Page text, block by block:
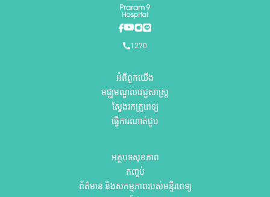
1270
អំពីពួកយើង
មជ្ឈមណ្ឌលវេជ្ជសាស្ត្រ
ស្វែងរកគ្រូពេទ្យ
ធ្វើការណាត់ជួប
អត្ថបទសុខភាព
កញ្ចប់
ព័ត៌មាន និងសកម្មភាពរបស់មន្ទីរពេទ្យ